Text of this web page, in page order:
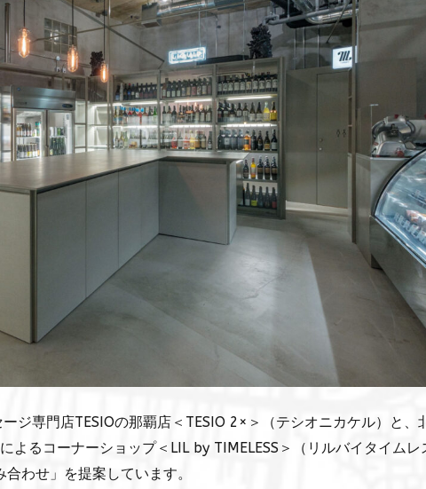
ジ専門店TESIOの那覇店＜TESIO 2×＞（テシオニカケル）と、
よるコーナーショップ＜LIL by TIMELESS＞（リルバイタイムレ
わせ」を提案しています。